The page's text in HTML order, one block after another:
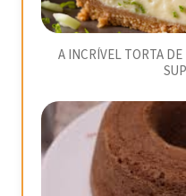
A INCRÍVEL TORTA